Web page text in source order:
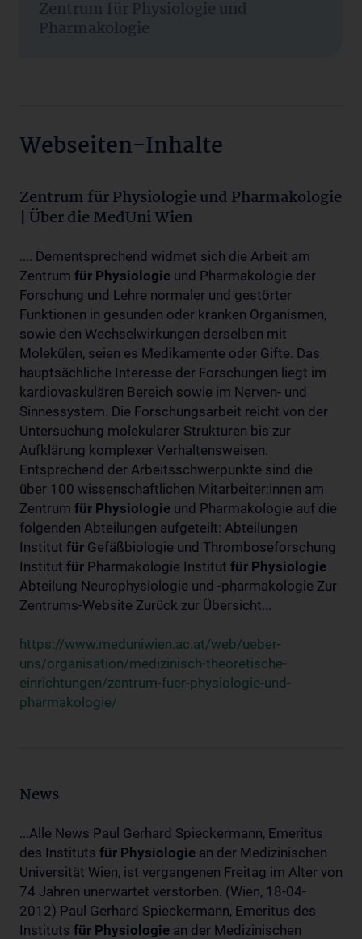
Zentrum für Physiologie und
Pharmakologie
Webseiten-Inhalte
Zentrum für Physiologie und Pharmakologie
| Über die MedUni Wien
.... Dementsprechend widmet sich die Arbeit am
Zentrum für Physiologie und Pharmakologie der
Forschung und Lehre normaler und gestörter
Funktionen in gesunden oder kranken Organismen,
sowie den Wechselwirkungen derselben mit
Molekülen, seien es Medikamente oder Gifte. Das
hauptsächliche Interesse der Forschungen liegt im
kardiovaskulären Bereich sowie im Nerven- und
Sinnessystem. Die Forschungsarbeit reicht von der
Untersuchung molekularer Strukturen bis zur
Aufklärung komplexer Verhaltensweisen.
Entsprechend der Arbeitsschwerpunkte sind die
über 100 wissenschaftlichen Mitarbeiter:innen am
Zentrum für Physiologie und Pharmakologie auf die
folgenden Abteilungen aufgeteilt: Abteilungen
Institut für Gefäßbiologie und Thromboseforschung
Institut für Pharmakologie Institut für Physiologie
Abteilung Neurophysiologie und -pharmakologie Zur
Zentrums-Website Zurück zur Übersicht...
https://www.meduniwien.ac.at/web/ueber-
uns/organisation/medizinisch-theoretische-
einrichtungen/zentrum-fuer-physiologie-und-
pharmakologie/
News
...Alle News Paul Gerhard Spieckermann, Emeritus
des Instituts für Physiologie an der Medizinischen
Universität Wien, ist vergangenen Freitag im Alter von
74 Jahren unerwartet verstorben. (Wien, 18-04-
2012) Paul Gerhard Spieckermann, Emeritus des
Instituts für Physiologie an der Medizinischen